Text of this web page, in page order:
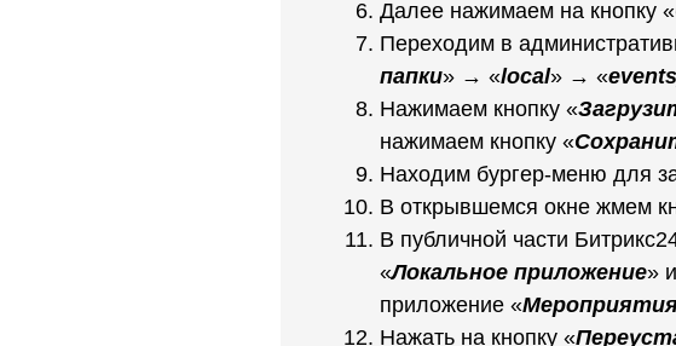
Далее нажимаем на кнопку «
Переходим в
папки» → «local» → «
Нажимаем кнопку «
нажимаем кнопку «
Находим бургер-меню для
В открывшемся окне жмем
В публичной части
«Локальное приложение»
приложение «
Нажать на кнопку «